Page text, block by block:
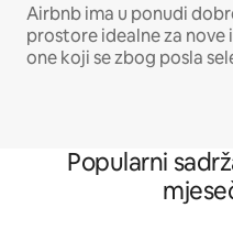
Airbnb ima u ponudi
prostore idealne za
one koji se zbog posla
Popularni